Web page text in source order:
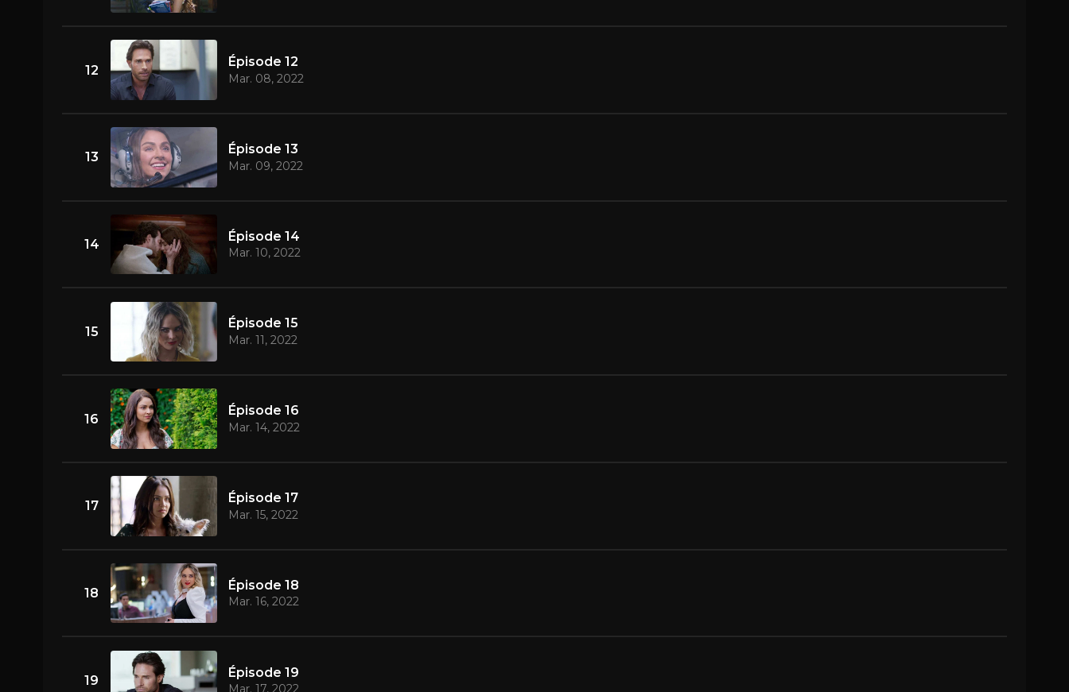
12
Épisode 12
Mar. 08, 2022
13
Épisode 13
Mar. 09, 2022
14
Épisode 14
Mar. 10, 2022
15
Épisode 15
Mar. 11, 2022
16
Épisode 16
Mar. 14, 2022
17
Épisode 17
Mar. 15, 2022
18
Épisode 18
Mar. 16, 2022
19
Épisode 19
Mar. 17, 2022